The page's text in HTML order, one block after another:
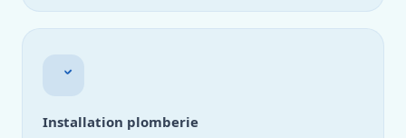
Installation plomberie